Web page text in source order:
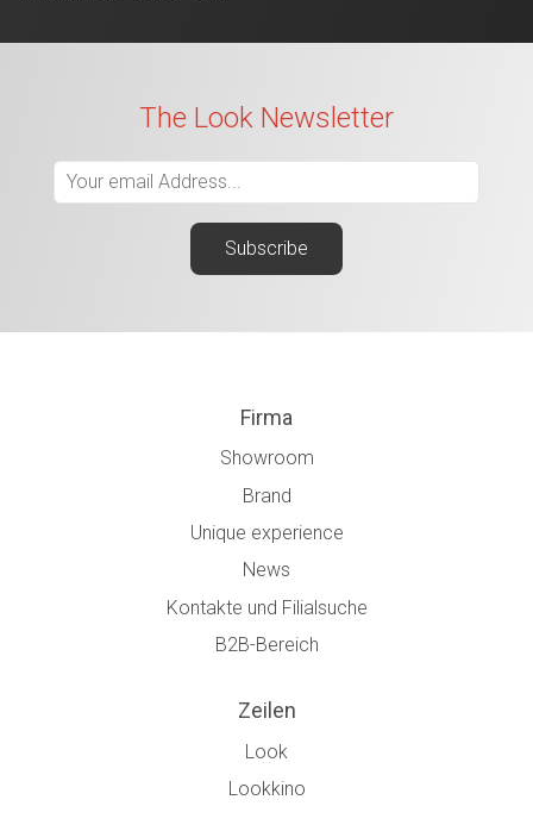
The Look Newsletter
Firma
Showroom
Brand
Unique experience
News
Kontakte und Filialsuche
B2B-Bereich
Zeilen
Look
Lookkino